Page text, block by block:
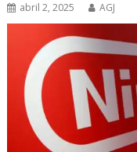
abril 2, 2025 AGJ